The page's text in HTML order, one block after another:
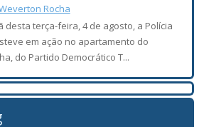
Rocha
desta terça-feira, 4 de agosto, a Polícia
em ação no apartamento do
do Partido Democrático T...